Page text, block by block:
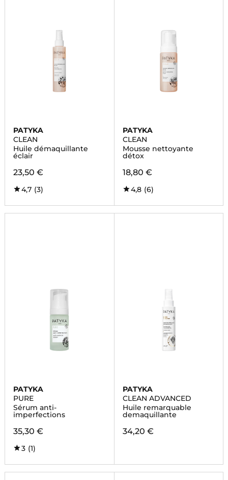
PATYKA
CLEAN
Huile démaquillante
éclair
23,50 €
4,7 (3)
PATYKA
CLEAN
Mousse nettoyante
détox
18,80 €
4,8 (6)
PATYKA
PURE
Sérum anti-
imperfections
35,30 €
3 (1)
PATYKA
CLEAN ADVANCED
Huile remarquable
demaquillante
34,20 €